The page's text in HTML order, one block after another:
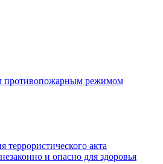
противопожарным режимом
акта
и опасно для здоровья